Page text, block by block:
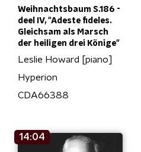
Weihnachtsbaum S.186 -
deel IV, "Adeste fideles.
Gleichsam als Marsch
der heiligen drei Könige"
Leslie Howard [piano]
Hyperion
CDA66388
14:04